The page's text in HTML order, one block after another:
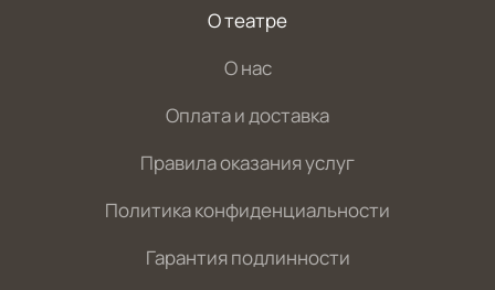
О театре
О нас
Оплата и доставка
Правила оказания услуг
Политика конфиденциальности
Гарантия подлинности